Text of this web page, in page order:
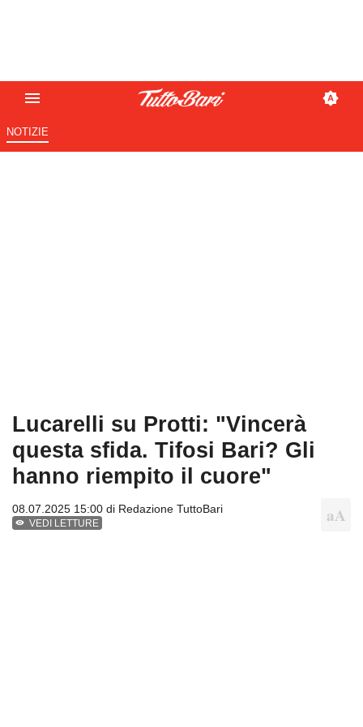
NOTIZIE
Lucarelli su Protti: "Vincerà
questa sfida. Tifosi Bari? Gli
hanno riempito il cuore"
08.07.2025 15:00 di Redazione TuttoBari
VEDI LETTURE